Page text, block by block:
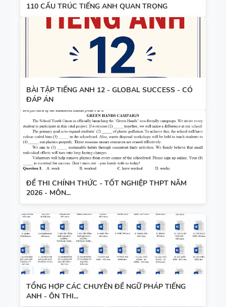
CÓ ĐÁP ÁN
FORM
THEO TỪNG
TIẾNG ANH
10 -
GLOBAL
SUCCESS -
CÓ ĐÁP ÁN
BẢNG
WORD
FORM
8 - GLOBAL
SUCCESS
THEO TỪNG
UNIT - HỌC
KỲ 1 - CÓ
ĐÁP ÁN
BẢNG
WORD
FORM
THEO TỪNG
TIẾNG ANH
7 - GLOBAL
SUCCESS -
HỌC KỲ 1 -
CÓ ĐÁP ÁN
TÓM TẮT
CÁC
CHUYÊN ĐỀ
NGỮ PHÁP
TIẾNG ANH
- PDF AI
110 CẤU TRÚC TIẾNG ANH QUAN TRỌNG
BÀI TẬP TIẾNG ANH 12 - GLOBAL SUCCESS - CÓ
ĐÁP ÁN
ĐỀ THI CHÍNH THỨC - TỐT NGHIỆP THPT NĂM
2026 - MÔN...
TỔNG HỢP CÁC CHUYÊN ĐỀ NGỮ PHÁP TIẾNG
ANH - ÔN THI...